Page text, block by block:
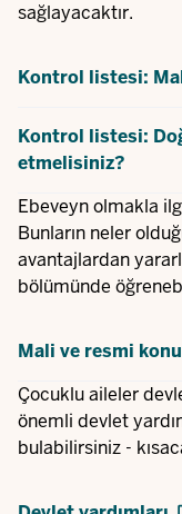
sağlayacaktır.
Kontrol listesi:
Kontrol listesi:
etmelisiniz?
Ebeveyn olmakla
Bunların neler
avantajlardan
bölümünde
Mali ve resmi
Çocuklu aileler
önemli devlet
bulabilirsiniz -